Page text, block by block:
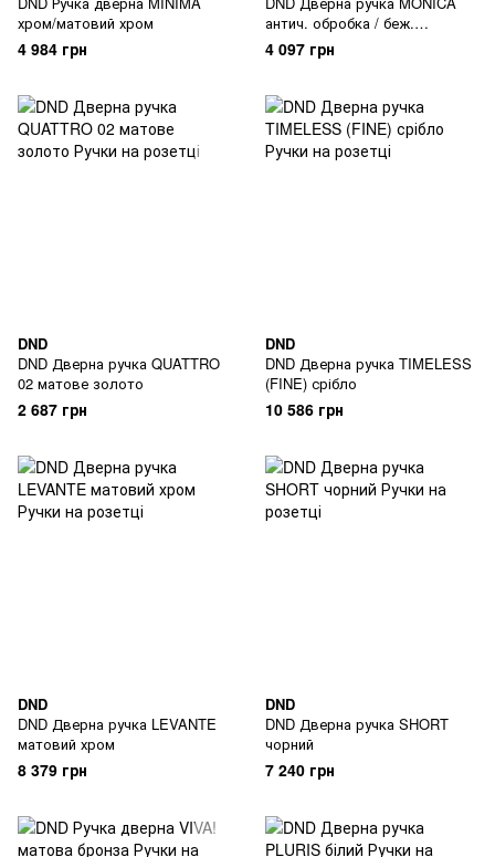
хром/матовий хром
4 984 грн
антич. обробка / беж.
порцеляна
4 097 грн
DND
DND Дверна ручка QUATTRO
02 матове золото
2 687 грн
DND
DND Дверна ручка TIMELESS
(FINE) срібло
10 586 грн
DND
DND Дверна ручка LEVANTE
матовий хром
8 379 грн
DND
DND Дверна ручка SHORT
чорний
7 240 грн